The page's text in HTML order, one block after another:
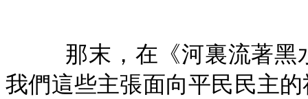
那末，在《河裏流著黑
我們這些主張面向平民民主